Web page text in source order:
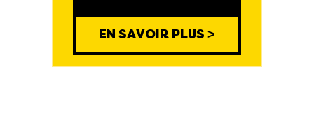
EN SAVOIR PLUS >